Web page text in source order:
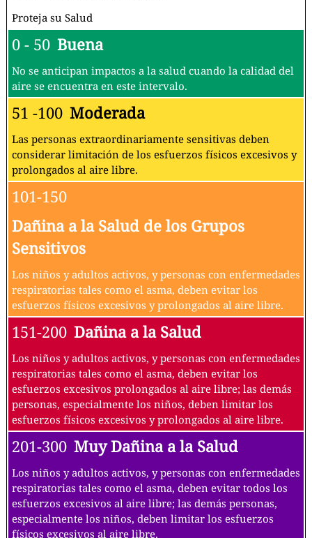
Proteja su Salud
0 - 50 Buena
No se anticipan impactos a la salud cuando la calidad del
aire se encuentra en este intervalo.
51 -100 Moderada
Las personas extraordinariamente sensitivas deben
considerar limitación de los esfuerzos físicos excesivos y
prolongados al aire libre.
101-150
Dañina a la Salud de los Grupos
Sensitivos
Los niños y adultos activos, y personas con enfermedades
respiratorias tales como el asma, deben evitar los
esfuerzos físicos excesivos y prolongados al aire libre.
151-200 Dañina a la Salud
Los niños y adultos activos, y personas con enfermedades
respiratorias tales como el asma, deben evitar los
esfuerzos excesivos prolongados al aire libre; las demás
personas, especialmente los niños, deben limitar los
esfuerzos físicos excesivos y prolongados al aire libre.
201-300 Muy Dañina a la Salud
Los niños y adultos activos, y personas con enfermedades
respiratorias tales como el asma, deben evitar todos los
esfuerzos excesivos al aire libre; las demás personas,
especialmente los niños, deben limitar los esfuerzos
físicos excesivos al aire libre.